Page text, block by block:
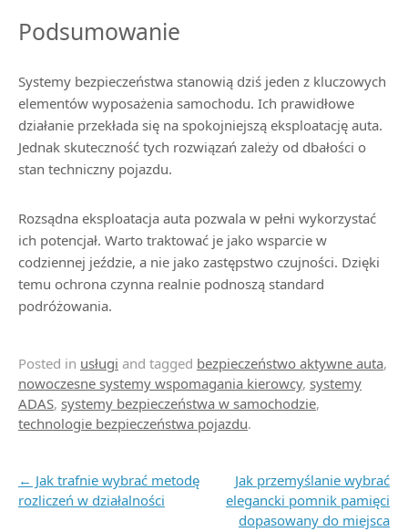
Podsumowanie
Systemy bezpieczeństwa stanowią dziś jeden z kluczowych
elementów wyposażenia samochodu. Ich prawidłowe
działanie przekłada się na spokojniejszą eksploatację auta.
Jednak skuteczność tych rozwiązań zależy od dbałości o
stan techniczny pojazdu.
Rozsądna eksploatacja auta pozwala w pełni wykorzystać
ich potencjał. Warto traktować je jako wsparcie w
codziennej jeździe, a nie jako zastępstwo czujności. Dzięki
temu ochrona czynna realnie podnoszą standard
podróżowania.
Posted in usługi and tagged bezpieczeństwo aktywne auta,
nowoczesne systemy wspomagania kierowcy, systemy
ADAS, systemy bezpieczeństwa w samochodzie,
technologie bezpieczeństwa pojazdu.
Post navigation
← Jak trafnie wybrać metodę
rozliczeń w działalności
Jak przemyślanie wybrać
elegancki pomnik pamięci
dopasowany do miejsca